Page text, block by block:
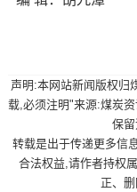
声明:本网站新闻版权归
载,必须注明"来源:煤炭
保
转载是出于传递更多信
合法权益,请作者持权
正、